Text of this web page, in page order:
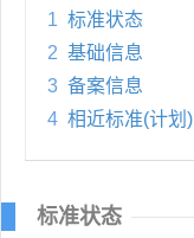
1 标准状态
2 基础信息
3 备案信息
4 相近标准(计划)
标准状态